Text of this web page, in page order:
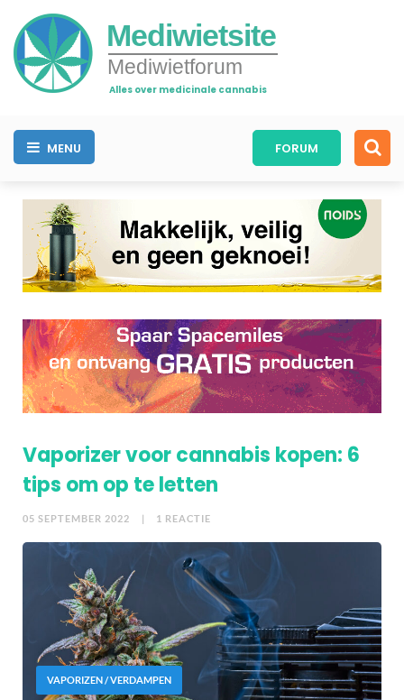
Mediwietsite
Mediwietforum
Alles over medicinale cannabis
MENU FORUM
Vaporizer voor cannabis kopen: 6
tips om op te letten
05 SEPTEMBER 2022 | 1 REACTIE
VAPORIZEN / VERDAMPEN